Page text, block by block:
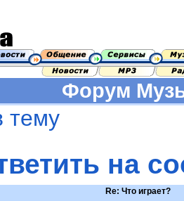
Форум
тему
на
Re: Что играет?